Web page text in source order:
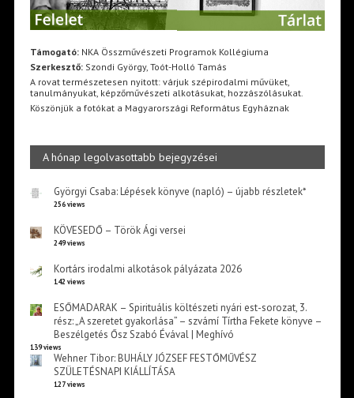
Támogató:NKA Összművészeti Programok Kollégiuma
Szerkesztő:Szondi György, Toót-Holló Tamás
A rovat természetesen nyitott: várjuk szépirodalmi művüket,
tanulmányukat, képzőművészeti alkotásukat, hozzászólásukat.
Köszönjük a fotókat a Magyarországi Református Egyháznak
A hónap legolvasottabb bejegyzései
Györgyi Csaba: Lépések könyve (napló) – újabb részletek*
256 views
KÖVESEDŐ – Török Ági versei
249 views
Kortárs irodalmi alkotások pályázata 2026
142 views
ESŐMADARAK – Spirituális költészeti nyári est-sorozat, 3.
rész: „A szeretet gyakorlása” – szvámí Tírtha Fekete könyve –
Beszélgetés Ősz Szabó Évával | Meghívó
139 views
Wehner Tibor: BUHÁLY JÓZSEF FESTŐMŰVÉSZ
SZÜLETÉSNAPI KIÁLLÍTÁSA
127 views